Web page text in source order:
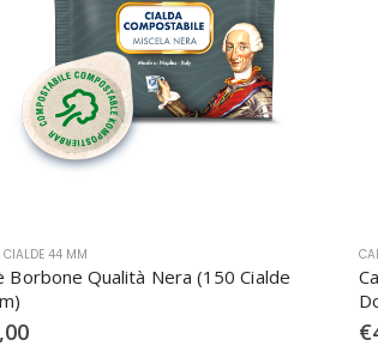
CIALDE 44 MM
Borbone Qualità Nera (150 Cialde
€